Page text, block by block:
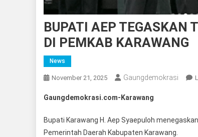
BUPATI AEP TEGASKAN
DI PEMKAB KARAWANG
News
November 21, 2025 Gaungdemokrasi
Gaungdemokrasi.com-Karawang
Bupati Karawang H. Aep Syaepuloh
Pemerintah Daerah Kabupaten Karawang.